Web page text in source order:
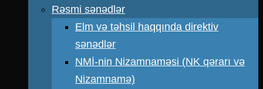
Rəsmi sənədlər
Elm və təhsil haqqında direktiv
sənədlər
NMİ-nin Nizamnaməsi (NK qərarı və
Nizamnamə)